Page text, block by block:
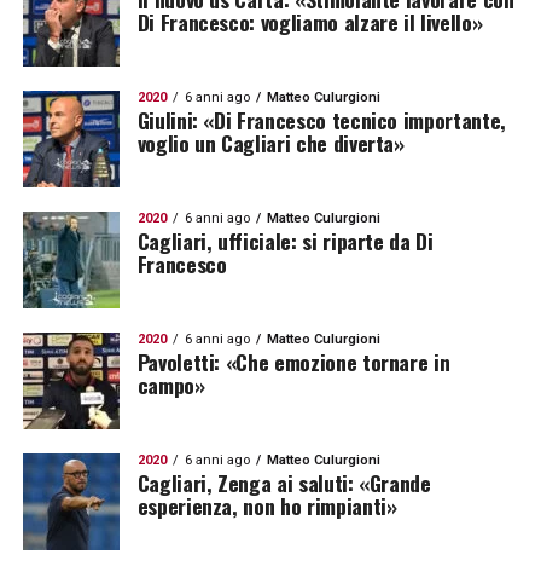
Di Francesco: vogliamo alzare il livello»
2020 6 anni ago Matteo Culurgioni
Giulini: «Di Francesco tecnico importante,
voglio un Cagliari che diverta»
2020 6 anni ago Matteo Culurgioni
Cagliari, ufficiale: si riparte da Di
Francesco
2020 6 anni ago Matteo Culurgioni
Pavoletti: «Che emozione tornare in
campo»
2020 6 anni ago Matteo Culurgioni
Cagliari, Zenga ai saluti: «Grande
esperienza, non ho rimpianti»